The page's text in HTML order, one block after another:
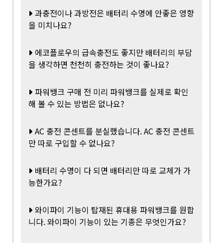
과충전이나 과방전은 배터리 수명에 안좋은 영향
을 미치나요?
에코플로우의 급속충전도 좋지만 배터리의 부담
을 생각하면 천천히 충전하는 것이 좋나요?
파워뱅크 구매 전 미리 파워뱅크를 실제로 확인
해 볼 수 있는 방법은 없나요?
AC 충전 콘센트를 분실했습니다. AC 충전 콘센트
만 따로 구입할 수 없나요?
배터리 수명이 다 되면 배터리만 따로 교체가 가
능한가요?
와이파이 기능이 탑재된 휴대용 파워뱅크를 원합
니다. 와이파이 기능이 있는 기종은 무엇인가요?